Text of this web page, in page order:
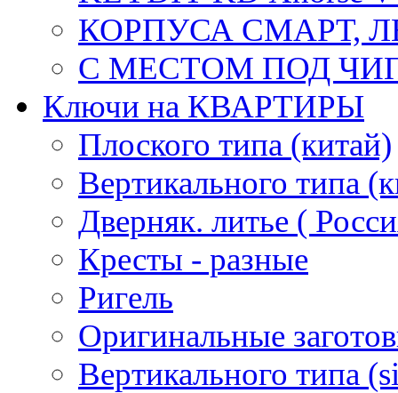
КОРПУСА СМАРТ,
С МЕСТОМ ПОД
Ключи на КВАРТИРЫ
Плоского типа (китай)
Вертикального типа
Дверняк. литье (
Кресты - разные
Ригель
Оригинальные
Вертикального типа